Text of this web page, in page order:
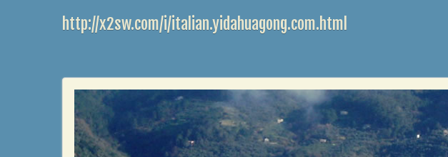
http://x2sw.com/i/italian.yidahuagong.com.html